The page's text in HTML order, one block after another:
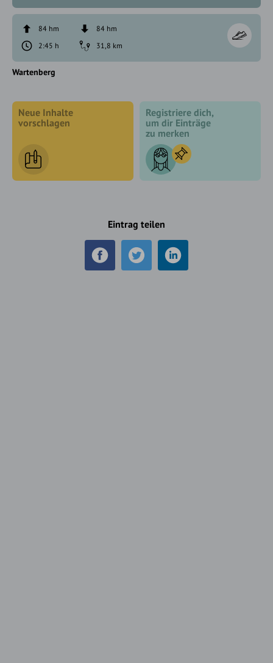
84 hm
84 hm
2:45 h
31,8 km
Wartenberg
Neue Inhalte
vorschlagen
Registriere dich,
um dir Einträge
zu merken
Eintrag teilen